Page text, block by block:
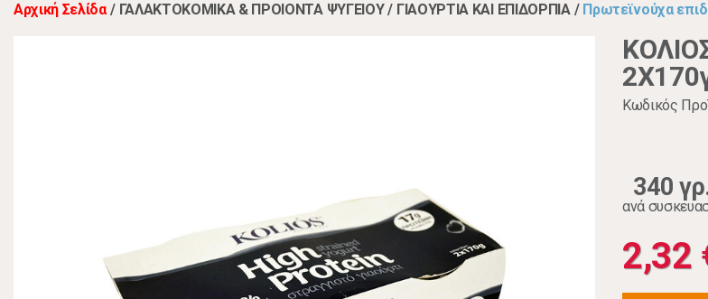
Αρχική Σελίδα / ΓΑΛΑΚΤΟΚΟΜΙΚΑ & ΠΡΟΙΟΝΤΑ ΨΥΓΕΙΟΥ / ΓΙΑΟΥΡΤΙΑ ΚΑΙ ΕΠΙΔΟΡΠΙΑ / Πρωτεϊνούχα
Κωδικός
340
ανά
2,32